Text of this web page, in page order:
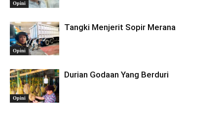
Opini
Opini
Tangki Menjerit Sopir Merana
Opini
Durian Godaan Yang Berduri